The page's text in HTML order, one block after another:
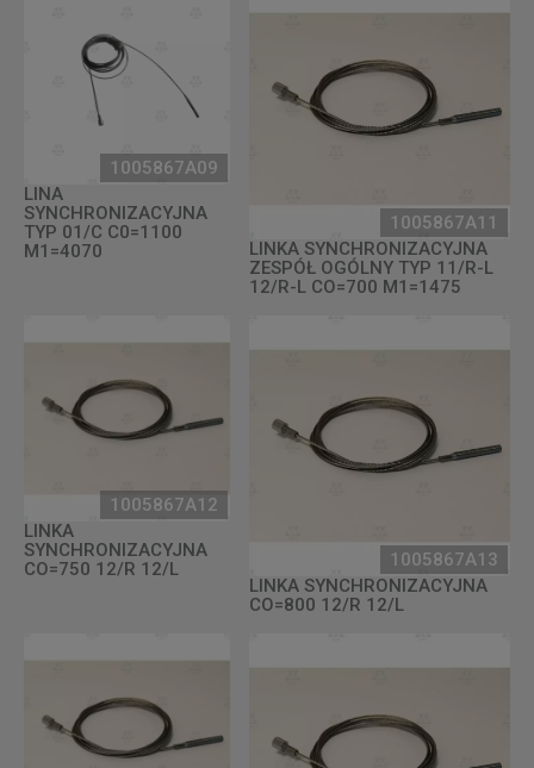
1005867A09
LINA
SYNCHRONIZACYJNA
TYP 01/C C0=1100
M1=4070
1005867A11
LINKA SYNCHRONIZACYJNA
ZESPÓŁ OGÓLNY TYP 11/R-L
12/R-L CO=700 M1=1475
1005867A12
LINKA
SYNCHRONIZACYJNA
CO=750 12/R 12/L
1005867A13
LINKA SYNCHRONIZACYJNA
CO=800 12/R 12/L